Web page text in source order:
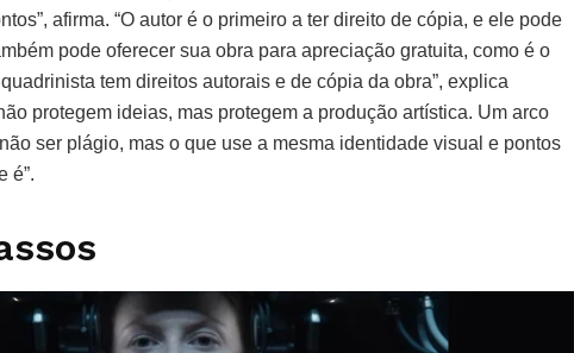
afirma. “O autor é o primeiro a ter direito de cópia, e ele pode
pode oferecer sua obra para apreciação gratuita, como é o
quadrinista tem direitos autorais e de cópia da obra”, explica
protegem ideias, mas protegem a produção artística. Um arco
ser plágio, mas o que use a mesma identidade visual e pontos
é”.